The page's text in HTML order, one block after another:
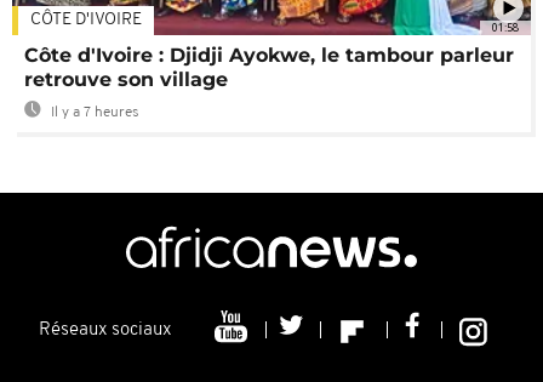
01:58
CÔTE D'IVOIRE
Côte d'Ivoire : Djidji Ayokwe, le tambour parleur
retrouve son village
Il y a 7 heures
Réseaux sociaux